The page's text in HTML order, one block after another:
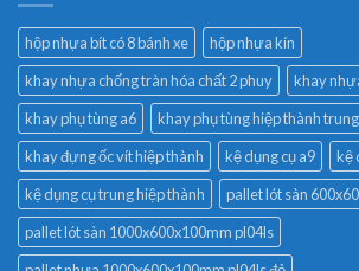
hộp nhựa bít có 8 bánh xe
hộp nhựa kín
khay nhựa chống tràn hóa chất 2 phuy
khay
khay phụ tùng a6
khay phụ tùng hiệp thành
khay đựng ốc vít hiệp thành
kệ dụng cụ a9
kệ
kệ dụng cụ trung hiệp thành
pallet lót sàn
pallet lót sàn 1000x600x100mm pl04ls